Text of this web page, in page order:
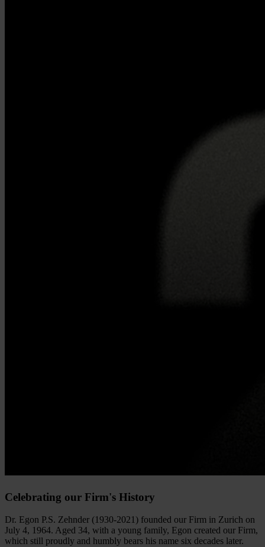
Celebrating our Firm's History
Dr. Egon P.S. Zehnder (1930-2021) founded our Firm in Zurich on
July 4, 1964. Aged 34, with a young family, Egon created our Firm,
which still proudly and humbly bears his name six decades later.